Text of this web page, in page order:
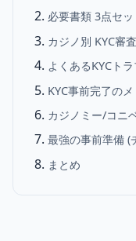
必要書類 3点セッ
カジノ別 KYC審
よくあるKYCト
KYC事前完了の
カジノミー/コニ
最強の事前準備 (
まとめ